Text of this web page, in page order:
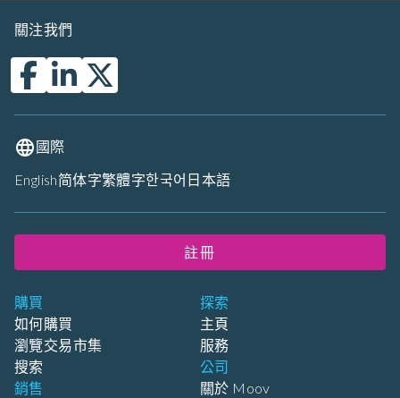
購買
如何購買
瀏覽交易市集
搜索
銷售
探索
主頁
服務
公司
關於 Moov
關注我們
國際
English简体字繁體字한국어 日本語
註冊